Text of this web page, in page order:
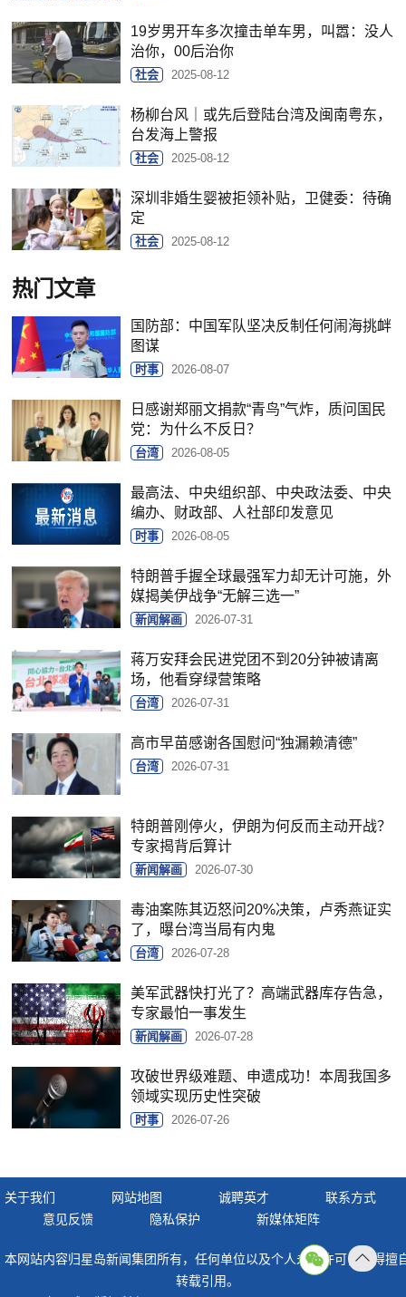
19岁男开车多次撞击单车男，叫嚣：没人
治你，00后治你
社会 2025-08-12
杨柳台风｜或先后登陆台湾及闽南粤东，
台发海上警报
社会 2025-08-12
深圳非婚生婴被拒领补贴，卫健委：待确
定
社会 2025-08-12
热门文章
国防部：中国军队坚决反制任何闹海挑衅
图谋
时事 2026-08-07
日感谢郑丽文捐款“青鸟”气炸，质问国民
党：为什么不反日？
台湾 2026-08-05
最高法、中央组织部、中央政法委、中央
编办、财政部、人社部印发意见
时事 2026-08-05
特朗普手握全球最强军力却无计可施，外
媒揭美伊战争“无解三选一”
新闻解画 2026-07-31
蒋万安拜会民进党团不到20分钟被请离
场，他看穿绿营策略
台湾 2026-07-31
高市早苗感谢各国慰问“独漏赖清德”
台湾 2026-07-31
特朗普刚停火，伊朗为何反而主动开战？
专家揭背后算计
新闻解画 2026-07-30
毒油案陈其迈怒问20%决策，卢秀燕证实
了，曝台湾当局有内鬼
台湾 2026-07-28
美军武器快打光了？高端武器库存告急，
专家最怕一事发生
新闻解画 2026-07-28
攻破世界级难题、申遗成功！本周我国多
领域实现历史性突破
时事 2026-07-26
关于我们 网站地图 诚聘英才
联系方式
意见反馈
隐私保护 新媒体矩阵
本网站内容归星岛新闻集团所有，任何单位以及个人未经许可，不得擅
转载引用。